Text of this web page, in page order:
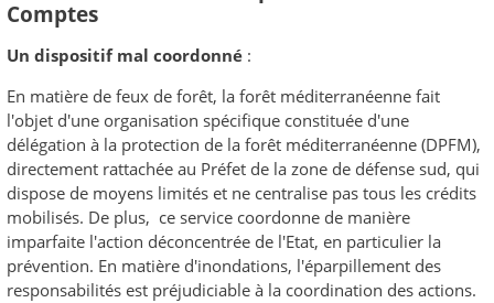
Comptes
Un dispositif mal coordonné :
En matière de feux de forêt, la forêt méditerranéenne fait
l'objet d'une organisation spécifique constituée d'une
délégation à la protection de la forêt méditerranéenne (DPFM),
directement rattachée au Préfet de la zone de défense sud, qui
dispose de moyens limités et ne centralise pas tous les crédits
mobilisés. De plus, ce service coordonne de manière
imparfaite l'action déconcentrée de l'Etat, en particulier la
prévention. En matière d'inondations, l'éparpillement des
responsabilités est préjudiciable à la coordination des actions.